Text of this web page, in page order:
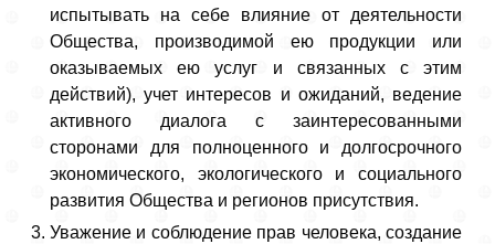
испытывать на себе влияние от деятельности
Общества, производимой ею продукции или
оказываемых ею услуг и связанных с этим
действий), учет интересов и ожиданий, ведение
активного диалога с заинтересованными
сторонами для полноценного и долгосрочного
экономического, экологического и социального
развития Общества и регионов присутствия.
Уважение и соблюдение прав человека, создание